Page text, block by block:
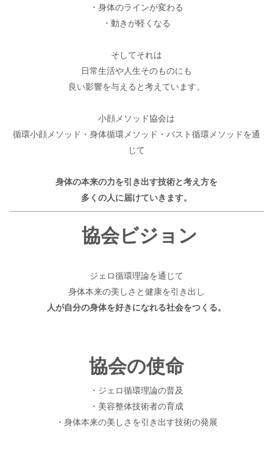
・身体のラインが変わる
・動きが軽くなる
そしてそれは
日常生活や人生そのものにも
良い影響を与えると考えています。
小顔メソッド協会は
循環小顔メソッド・身体循環メソッド・バスト循環メソッドを通
じて
身体の本来の力を引き出す技術と考え方を
多くの人に届けていきます。
協会ビジョン
ジェロ循環理論を通じて
身体本来の美しさと健康を引き出し
人が自分の身体を好きになれる社会をつくる。
協会の使命
・ジェロ循環理論の普及
・美容整体技術者の育成
・身体本来の美しさを引き出す技術の発展